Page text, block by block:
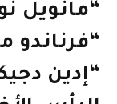
“مانويل
“فرناندو
“إدين